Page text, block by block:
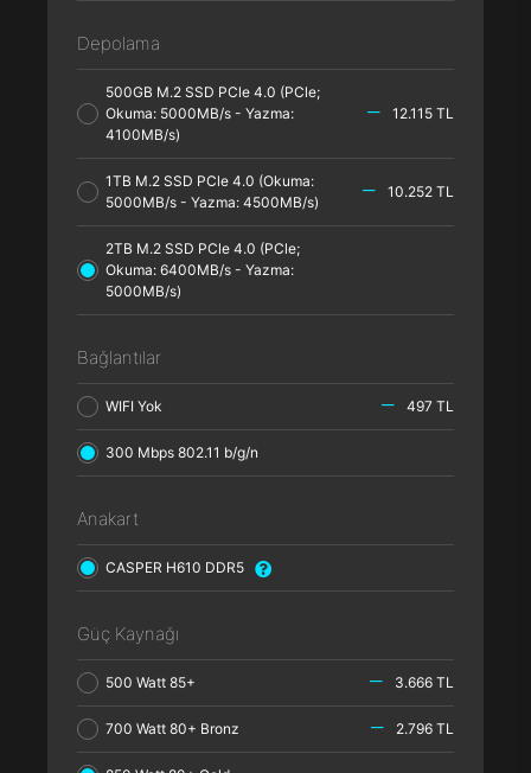
Depolama
500GB M.2 SSD PCle 4.0 (PCle;
Okuma: 5000MB/s - Yazma:
4100MB/s)
12.115 TL
1TB M.2 SSD PCle 4.0 (Okuma:
5000MB/s - Yazma: 4500MB/s)
10.252 TL
2TB M.2 SSD PCle 4.0 (PCle;
Okuma: 6400MB/s - Yazma:
5000MB/s)
Bağlantılar
WIFI Yok 497 TL
300 Mbps 802.11 b/g/n
Anakart
CASPER H610 DDR5
Güç Kaynağı
500 Watt 85+ 3.666 TL
700 Watt 80+ Bronz 2.796 TL